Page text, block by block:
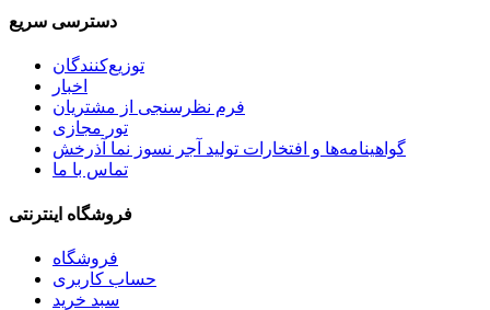
دسترسی سریع
توزیع‌کنندگان
اخبار
فرم نظرسنجی از مشتریان
تور مجازی
گواهینامه‌ها و افتخارات تولید آجر نسوز نما آذرخش
تماس با ما
فروشگاه اینترنتی
فروشگاه
حساب کاربری
سبد خرید